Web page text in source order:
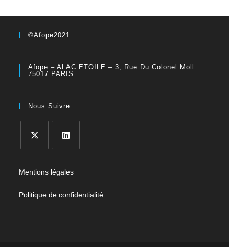
©Afope2021
Afope – ALAC ETOILE – 3, Rue Du Colonel Moll
75017 PARIS
Nous Suivre
Mentions légales
Politique de confidentialité